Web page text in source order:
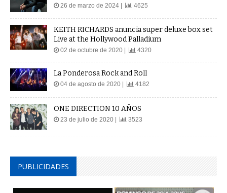
26 de marzo de 2024 | 4625
KEITH RICHARDS anuncia super deluxe box set
Live at the Hollywood Palladium
02 de octubre de 2020 | 4320
La Ponderosa Rock and Roll
04 de agosto de 2020 | 4182
ONE DIRECTION 10 AÑOS
23 de julio de 2020 | 3523
PUBLICIDADES